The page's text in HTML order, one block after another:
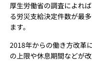
厚生労働省の調査によれ
る労災支給決定件数が最
ます。
2018年からの働き方改革
の上限や休息期間などが改